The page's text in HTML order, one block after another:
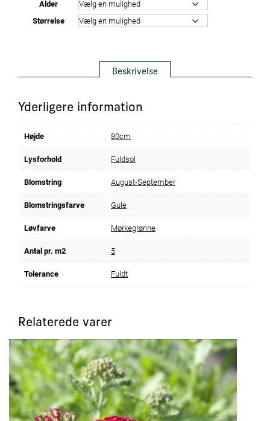
Alder
Størrelse
Beskrivelse
Yderligere information
Højde 80cm
Lysforhold Fuldsol
Blomstring August-September
Blomstringsfarve Gule
Løvfarve Mørkegrønne
Antal pr. m2 5
Tolerance Fuldt
Relaterede varer